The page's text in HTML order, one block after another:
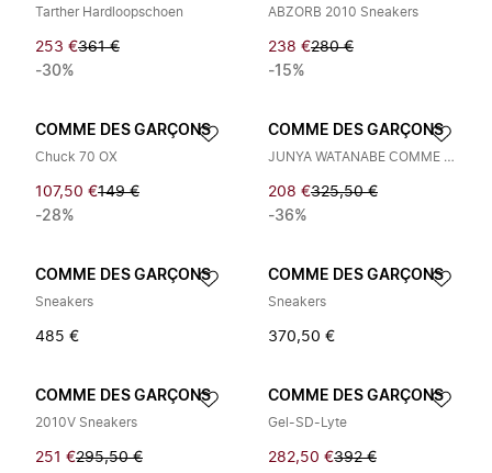
Tarther Hardloopschoen
253 €361 €
-30%
ABZORB 2010 Sneakers
238 €280 €
-15%
COMME DES GARÇONS
Chuck 70 OX
107,50 €149 €
-28%
COMME DES GARÇONS
JUNYA WATANABE COMME DES GARCONS MAN X NEW BALANCE Sneakers Zwart
208 €325,50 €
-36%
COMME DES GARÇONS
Sneakers
485 €
COMME DES GARÇONS
Sneakers
370,50 €
COMME DES GARÇONS
2010V Sneakers
251 €295,50 €
COMME DES GARÇONS
Gel-SD-Lyte
282,50 €392 €